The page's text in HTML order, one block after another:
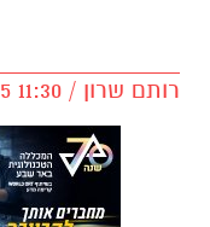
רותם שרון / 11:30 12.03.25